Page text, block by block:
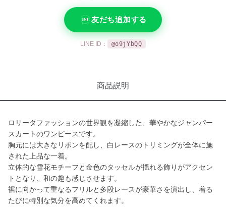
友だち追加する
LINE ID： @o9jYbQQ
商品説明
ロリータファッションの世界観を凝縮した、華やかなジャンパー
スカートのワンピースです。
胸元には大きなリボンを配し、白レースのトリミングが全体に施
された上品な一着。
立体的な雪花モチーフと金色のタッセルが揺れる飾りがアクセン
トとなり、和の趣も感じさせます。
裾に向かって重なるフリルと多段レースが豪華さを演出し、着る
たびに特別な気分を高めてくれます。